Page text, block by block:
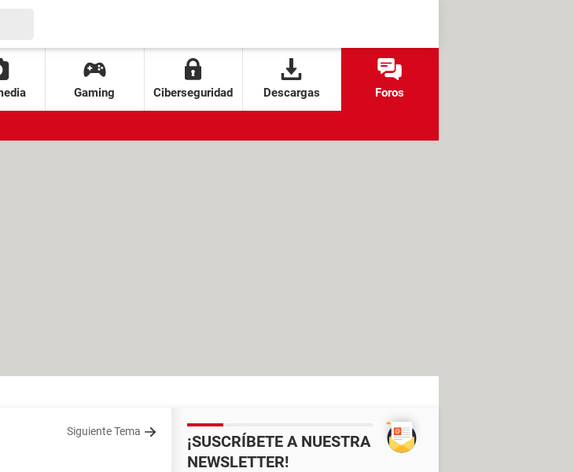
Gaming Ciberseguridad Descargas Foros
Siguiente Tema
¡SUSCRÍBETE A NUESTRA
NEWSLETTER!